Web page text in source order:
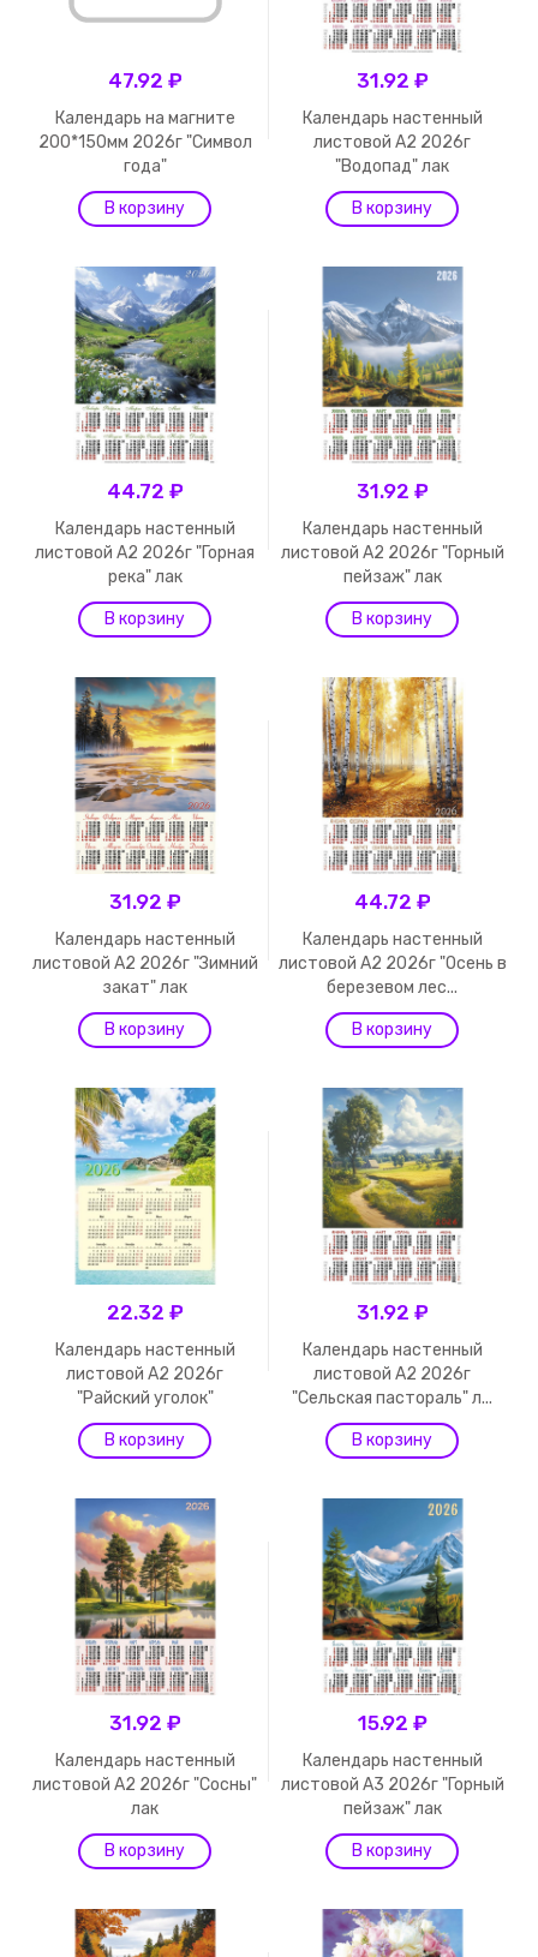
47.92 ₽
Календарь на магните
200*150мм 2026г "Символ
года"
31.92 ₽
Календарь настенный
листовой А2 2026г
"Водопад" лак
44.72 ₽
Календарь настенный
листовой А2 2026г "Горная
река" лак
31.92 ₽
Календарь настенный
листовой А2 2026г "Горный
пейзаж" лак
31.92 ₽
Календарь настенный
листовой А2 2026г "Зимний
закат" лак
44.72 ₽
Календарь настенный
листовой А2 2026г "Осень в
березевом лес...
22.32 ₽
Календарь настенный
листовой А2 2026г
"Райский уголок"
31.92 ₽
Календарь настенный
листовой А2 2026г
"Сельская пастораль" л...
31.92 ₽
Календарь настенный
листовой А2 2026г "Сосны"
лак
15.92 ₽
Календарь настенный
листовой А3 2026г "Горный
пейзаж" лак